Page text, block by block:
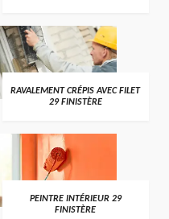
RAVALEMENT CRÉPIS AVEC FILET
29 FINISTÈRE
PEINTRE INTÉRIEUR 29
FINISTÈRE